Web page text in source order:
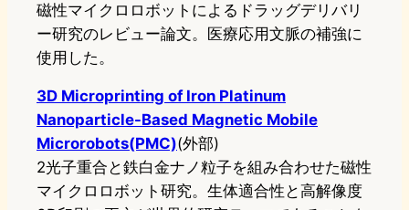
磁性マイクロロボットによるドラッグデリバリ
ー研究のレビュー論文。医療応用文脈の補強に
使用した。
3D Microprinting of Iron Platinum
Nanoparticle-Based Magnetic Mobile
Microrobots(PMC)(外部)
2光子重合と鉄白金ナノ粒子を組み合わせた磁性
マイクロロボット研究。生体適合性と高解像度